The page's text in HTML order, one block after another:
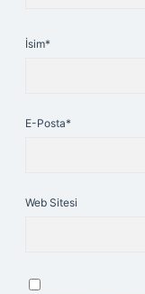
İsim*
E-Posta*
Web Sitesi